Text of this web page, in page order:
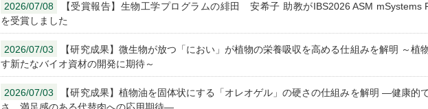
2026/07/08
【受賞報告】生物工学プログラムの緋田 安希子 助教がIBS2026 ASM mSystems
を受賞しました
2026/07/03
【研究成果】微生物が放つ「におい」が植物の栄養吸収を高める仕組みを解明 ～植
す新たなバイオ資材の開発に期待～
2026/07/03
【研究成果】植物油を固体状にする「オレオゲル」の硬さの仕組みを解明 ―健康的